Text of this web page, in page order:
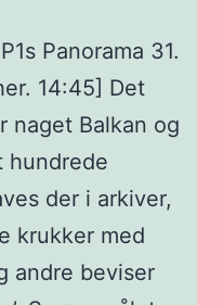
Panorama 31.
14:45] Det
naget Balkan og
hundrede
der i arkiver,
krukker med
andre beviser